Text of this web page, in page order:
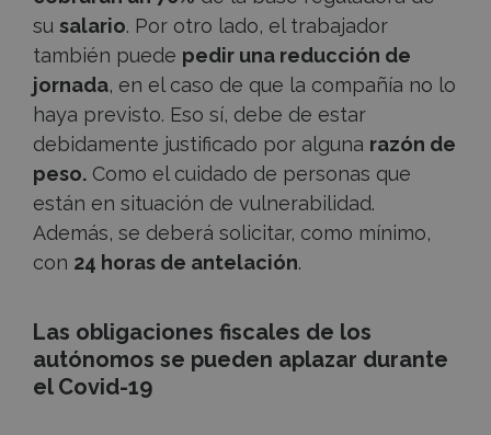
su salario. Por otro lado, el trabajador
también puede pedir una reducción de
jornada, en el caso de que la compañía no lo
haya previsto. Eso sí, debe de estar
debidamente justificado por alguna razón de
peso. Como el cuidado de personas que
están en situación de vulnerabilidad.
Además, se deberá solicitar, como mínimo,
con 24 horas de antelación.
Las obligaciones fiscales de los
autónomos se pueden aplazar durante
el Covid-19